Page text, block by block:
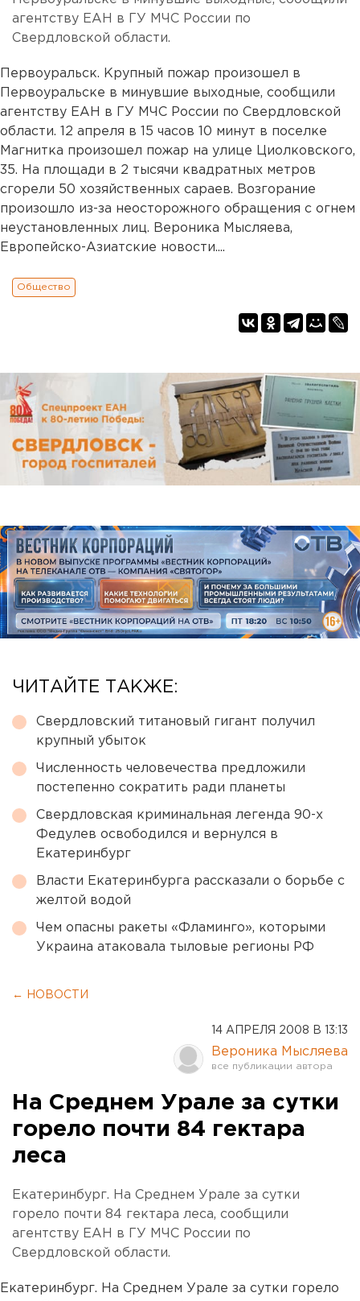
агентству ЕАН в ГУ МЧС России по
Свердловской области.
Первоуральск. Крупный пожар произошел в
Первоуральске в минувшие выходные, сообщили
агентству ЕАН в ГУ МЧС России по Свердловской
области. 12 апреля в 15 часов 10 минут в поселке
Магнитка произошел пожар на улице Циолковского,
35. На площади в 2 тысячи квадратных метров
сгорели 50 хозяйственных сараев. Возгорание
произошло из-за неосторожного обращения с огнем
неустановленных лиц. Вероника Мысляева,
Европейско-Азиатские новости....
Общество
ЧИТАЙТЕ ТАКЖЕ:
Свердловский титановый гигант получил
крупный убыток
Численность человечества предложили
постепенно сократить ради планеты
Свердловская криминальная легенда 90-х
Федулев освободился и вернулся в
Екатеринбург
Власти Екатеринбурга рассказали о борьбе с
желтой водой
Чем опасны ракеты «Фламинго», которыми
Украина атаковала тыловые регионы РФ
← НОВОСТИ
14 АПРЕЛЯ 2008 В 13:13
Вероника Мысляева
На Среднем Урале за сутки
горело почти 84 гектара
леса
Екатеринбург. На Среднем Урале за сутки
горело почти 84 гектара леса, сообщили
агентству ЕАН в ГУ МЧС России по
Свердловской области.
Екатеринбург. На Среднем Урале за сутки горело